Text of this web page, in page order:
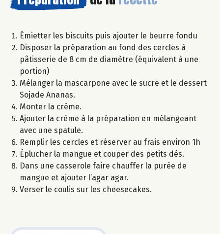
Émietter les biscuits puis ajouter le beurre fondu
Disposer la préparation au fond des cercles à
pâtisserie de 8 cm de diamètre (équivalent à une
portion)
Mélanger la mascarpone avec le sucre et le dessert
Sojade Ananas.
Monter la crème.
Ajouter la crème à la préparation en mélangeant
avec une spatule.
Remplir les cercles et réserver au frais environ 1h
Éplucher la mangue et couper des petits dés.
Dans une casserole faire chauffer la purée de
mangue et ajouter l’agar agar.
Verser le coulis sur les cheesecakes.